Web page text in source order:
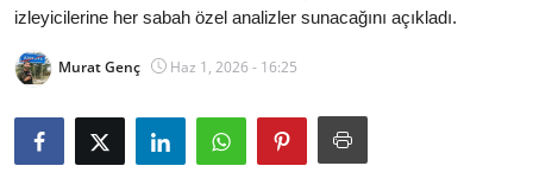
Resmi Reklamlar
izleyicilerine her sabah özel analizler sunacağını açıkladı.
Murat Genç Haz 1, 2026 - 16:25